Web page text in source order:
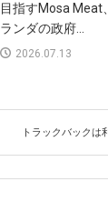
目指すMosa Meat
ランダの政府...
2026.07.13
トラックバックは